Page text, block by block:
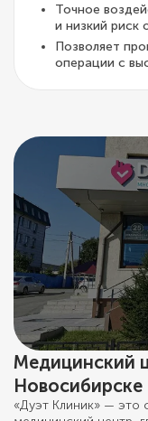
Точное
и низкий риск
Позволяет
операции с
Медицинский
Новосибирске
«Дуэт Клиник» — это